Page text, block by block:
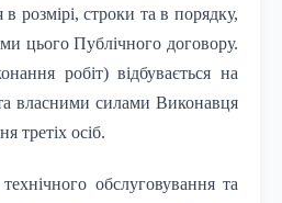
розмірі, строки та в порядку,
цього Публічного договору.
робіт) відбувається на
власними силами Виконавця
третіх осіб.
обслуговування та